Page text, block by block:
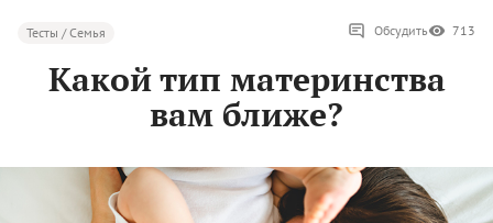
Тесты / Семья Обсудить 713
Какой тип материнства
вам ближе?